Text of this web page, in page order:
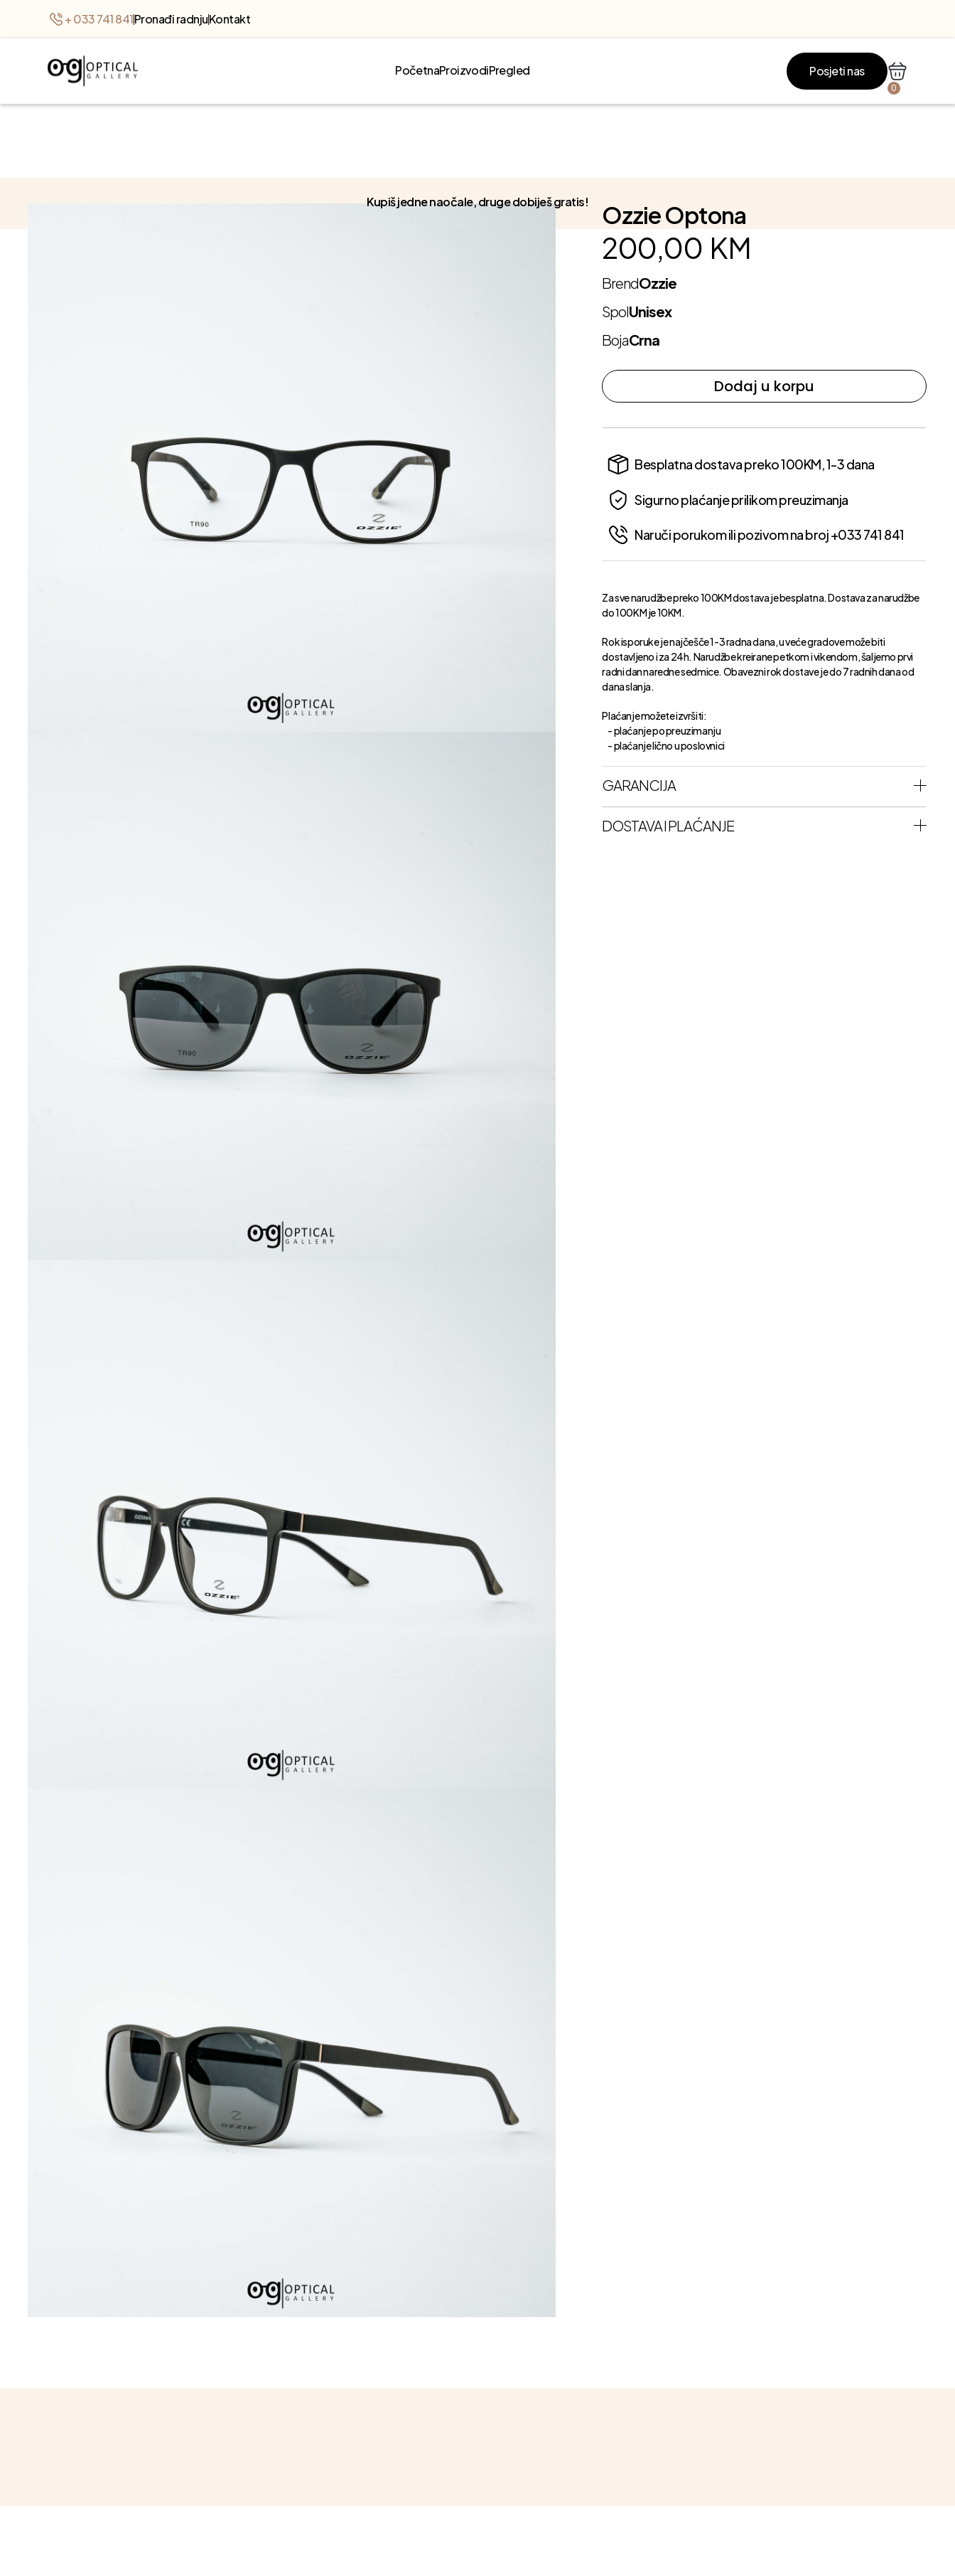
+ 033 741 841Pronađi radnjuKontakt
PočetnaProizvodiPregled Posjeti nas
0
Kupiš jedne naočale, druge dobiješ gratis! Ozzie Optona
200,00 KM
BrendOzzie
SpolUnisex
BojaCrna
Dodaj u korpu
Besplatna dostava preko 100KM, 1-3 dana
Sigurno plaćanje prilikom preuzimanja
Naruči porukom ili pozivom na broj +033 741 841
Za sve narudžbe preko 100KM dostava je besplatna. Dostava za narudžbe
do 100KM je 10KM.
Rok isporuke je najčešče 1-3 radna dana, u veće gradove može biti
dostavljeno i za 24h. Narudžbe kreirane petkom i vikendom, šaljemo prvi
radni dan naredne sedmice. Obavezni rok dostave je do 7 radnih dana od
dana slanja.
Plaćanje možete izvršiti:
- plaćanje po preuzimanju
- plaćanje lično u poslovnici
GARANCIJA
DOSTAVA I PLAĆANJE